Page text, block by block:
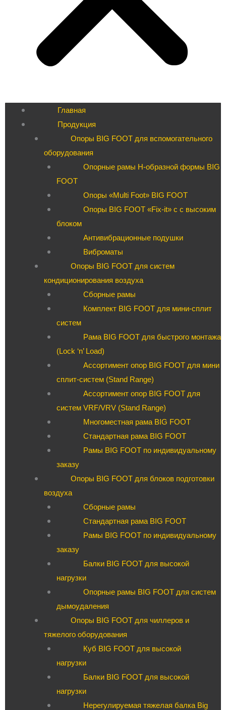
Главная
Продукция
Опоры BIG FOOT для вспомогательного
оборудования
Опорные рамы H-образной формы BIG
FOOT
Опоры «Multi Foot» BIG FOOT
Опоры BIG FOOT «Fix-it» c с высоким
блоком
Антивибрационные подушки
Виброматы
Опоры BIG FOOT для систем
кондиционирования воздуха
Сборные рамы
Комплект BIG FOOT для мини-сплит
систем
Рама BIG FOOT для быстрого монтажа
(Lock ‘n’ Load)
Ассортимент опор BIG FOOT для мини
сплит-систем (Stand Range)
Ассортимент опор BIG FOOT для
систем VRF/VRV (Stand Range)
Многоместная рама BIG FOOT
Стандартная рама BIG FOOT
Рамы BIG FOOT по индивидуальному
заказу
Опоры BIG FOOT для блоков подготовки
воздуха
Сборные рамы
Стандартная рама BIG FOOT
Рамы BIG FOOT по индивидуальному
заказу
Балки BIG FOOT для высокой
нагрузки
Опорные рамы BIG FOOT для систем
дымоудаления
Опоры BIG FOOT для чиллеров и
тяжелого оборудования
Куб BIG FOOT для высокой
нагрузки
Балки BIG FOOT для высокой
нагрузки
Нерегулируемая тяжелая балка Big